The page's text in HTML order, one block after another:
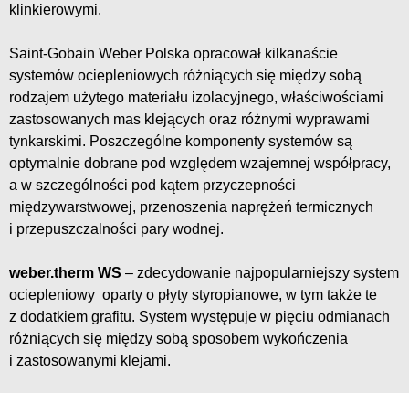
klinkierowymi.
Saint-Gobain Weber Polska opracował kilkanaście
systemów ociepleniowych różniących się między sobą
rodzajem użytego materiału izolacyjnego, właściwościami
zastosowanych mas klejących oraz różnymi wyprawami
tynkarskimi. Poszczególne komponenty systemów są
optymalnie dobrane pod względem wzajemnej współpracy,
a w szczególności pod kątem przyczepności
międzywarstwowej, przenoszenia naprężeń termicznych
i przepuszczalności pary wodnej.
weber.therm WS – zdecydowanie najpopularniejszy system
ociepleniowy oparty o płyty styropianowe, w tym także te
z dodatkiem grafitu. System występuje w pięciu odmianach
różniących się między sobą sposobem wykończenia
i zastosowanymi klejami.